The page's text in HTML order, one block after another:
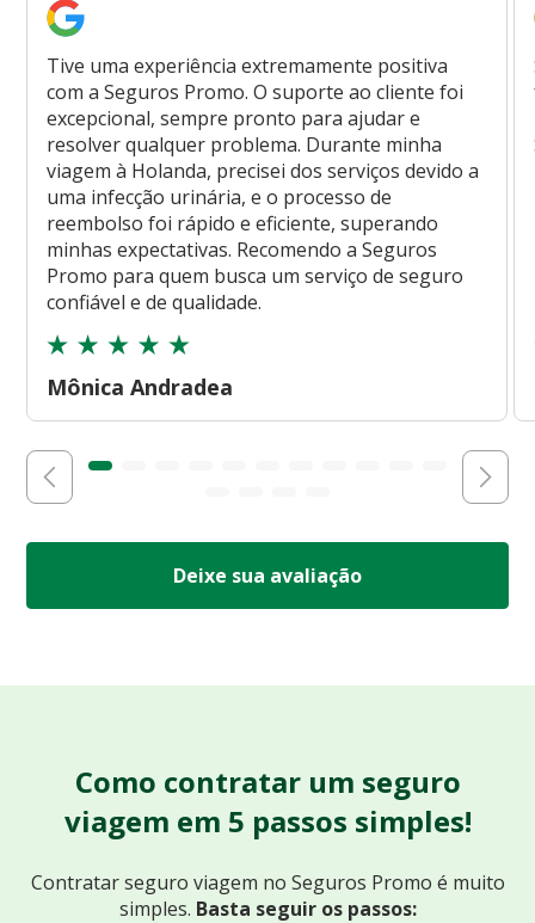
Tive uma experiência extremamente positiva
com a Seguros Promo. O suporte ao cliente foi
excepcional, sempre pronto para ajudar e
resolver qualquer problema. Durante minha
viagem à Holanda, precisei dos serviços devido a
uma infecção urinária, e o processo de
reembolso foi rápido e eficiente, superando
minhas expectativas. Recomendo a Seguros
Promo para quem busca um serviço de seguro
confiável e de qualidade.
Mônica Andradea
Deixe sua avaliação
Como contratar um seguro
viagem em 5 passos simples!
Contratar seguro viagem no Seguros Promo é muito
simples. Basta seguir os passos: